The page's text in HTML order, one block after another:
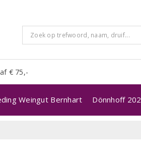
€ 75,-
Weingut Bernhart Dönnhoff